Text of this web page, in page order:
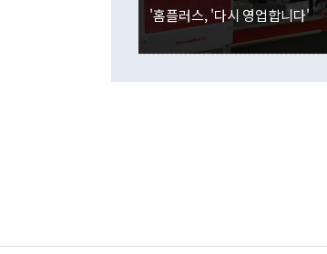
'홈플러스, '다시 영업합니다'